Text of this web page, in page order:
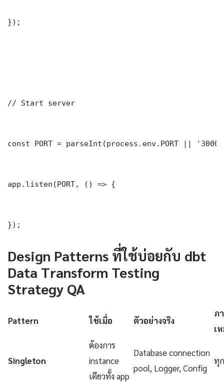
});
// Start server
const PORT = parseInt(process.env.PORT ||
app.listen(PORT, () => {
});
Design Patterns ที่ใช้บ่อยกับ dbt
Data Transform Testing
Strategy QA
Pattern ใช้เมื่อ ตัวอย่างจริง
ภ
เ
Singleton
ต้องการ
instance
เดียวทั้ง app
Database connection
pool, Logger, Config
ทุ